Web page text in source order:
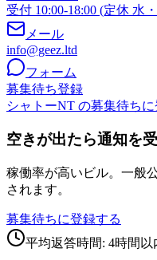
受付 10:00-18:00 (定休 水
メール
info@geez.ltd
フォーム
募集待ち登録
シャトーNT の募集待ちに
空きが出たら通知を
稼働率が高いビル。一般
されます。
募集待ちに登録する
平均返答時間: 4時間以